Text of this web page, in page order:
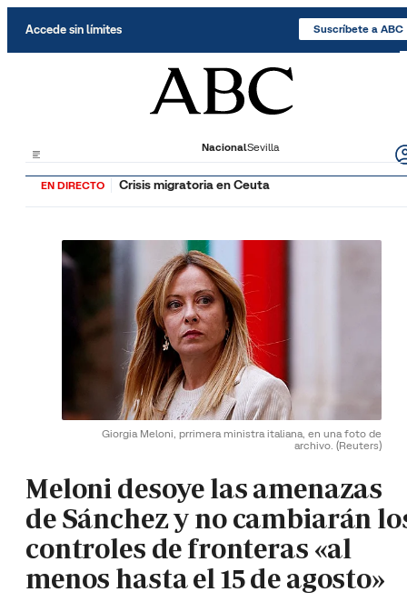
Accede sin límites Suscríbete a ABC
NacionalSevilla
EN DIRECTO Crisis migratoria en Ceuta
Giorgia Meloni, prrimera ministra italiana, en una foto de
archivo. (Reuters)
Meloni desoye las amenazas
de Sánchez y no cambiarán
controles de fronteras «al
menos hasta el 15 de agosto»